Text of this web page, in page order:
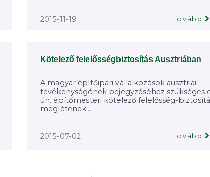
2015-11-19 Tovább
Kötelező felelősségbiztosítás Ausztriában
A magyar építőipari vállalkozások ausztriai
tevékenységének bejegyzéséhez szükséges
ún. építőmesteri kötelező felelősség-
meglétének...
2015-07-02 Tovább